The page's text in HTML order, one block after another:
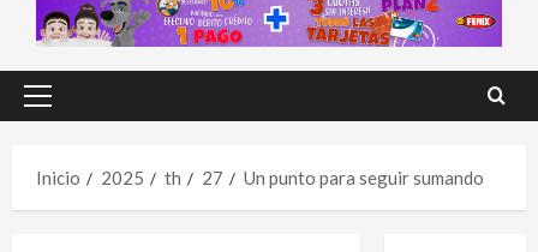
Menú
Inicio
2025 th 27 Un punto para seguir sumando